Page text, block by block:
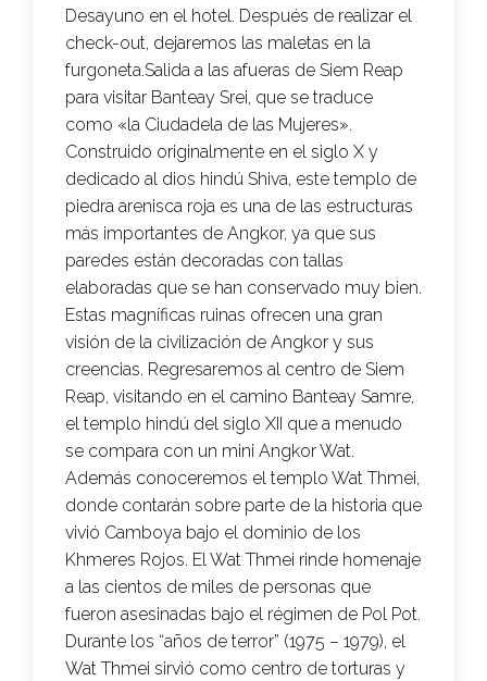
Desayuno en el hotel. Después de realizar el
check-out, dejaremos las maletas en la
furgoneta.Salida a las afueras de Siem Reap
para visitar Banteay Srei, que se traduce
como «la Ciudadela de las Mujeres».
Construido originalmente en el siglo X y
dedicado al dios hindú Shiva, este templo de
piedra arenisca roja es una de las estructuras
más importantes de Angkor, ya que sus
paredes están decoradas con tallas
elaboradas que se han conservado muy bien.
Estas magníficas ruinas ofrecen una gran
visión de la civilización de Angkor y sus
creencias. Regresaremos al centro de Siem
Reap, visitando en el camino Banteay Samre,
el templo hindú del siglo XII que a menudo
se compara con un mini Angkor Wat.
Además conoceremos el templo Wat Thmei,
donde contarán sobre parte de la historia que
vivió Camboya bajo el dominio de los
Khmeres Rojos. El Wat Thmei rinde homenaje
a las cientos de miles de personas que
fueron asesinadas bajo el régimen de Pol Pot.
Durante los “años de terror” (1975 – 1979), el
Wat Thmei sirvió como centro de torturas y